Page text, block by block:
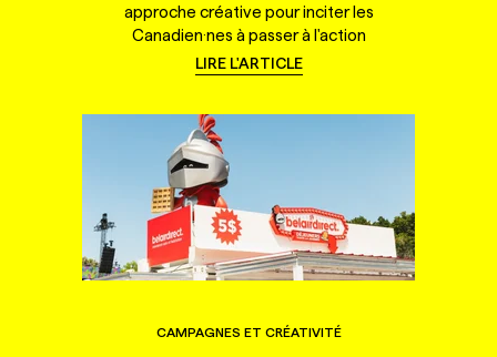
approche créative pour inciter les
Canadien·nes à passer à l'action
LIRE L'ARTICLE
CAMPAGNES ET CRÉATIVITÉ